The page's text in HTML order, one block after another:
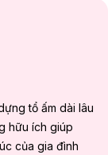
tổ ấm dài lâu
hữu ích giúp
của gia đình